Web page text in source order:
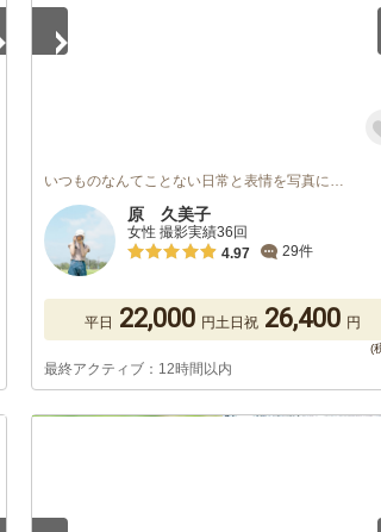
いつものなんてことない日常と表情を写真に…
原 久美子
女性 撮影実績36回
4.97
29件
平日 22,000 円土日祝 26,400 円
最終アクティブ：12時間以内